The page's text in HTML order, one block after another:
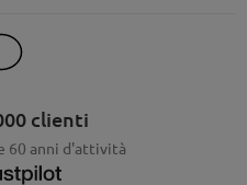
clienti
60 anni d'attività